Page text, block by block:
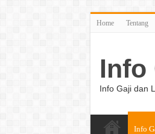
Home Tentang
Info
Info Gaji dan
Info